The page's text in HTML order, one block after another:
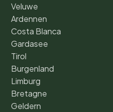
Veluwe
Ardennen
Costa Blanca
Gardasee
Tirol
Burgenland
Limburg
Bretagne
Geldern